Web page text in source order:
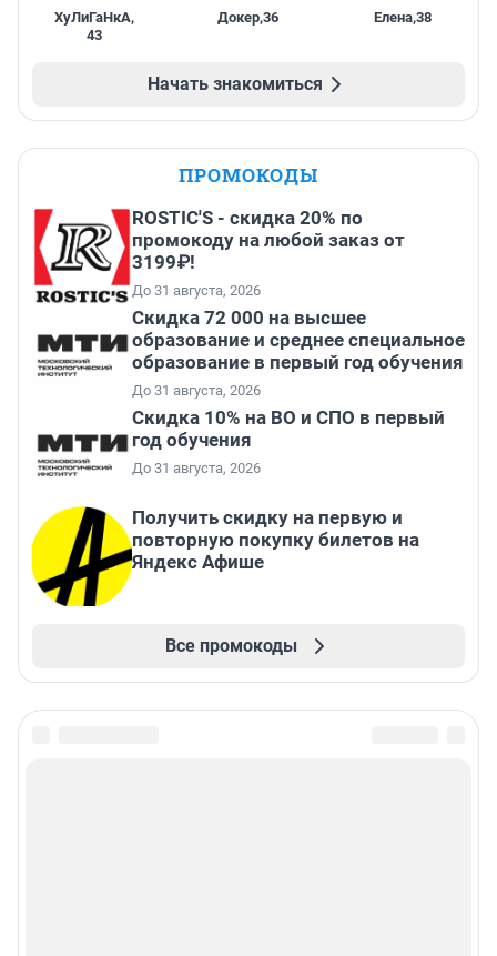
ХуЛиГаНкА,
43
Докер,36 Елена,38
Начать знакомиться
ПРОМОКОДЫ
ROSTIC'S - скидка 20% по
промокоду на любой заказ от
3199₽!
До 31 августа, 2026
Скидка 72 000 на высшее
образование и среднее специальное
образование в первый год обучения
До 31 августа, 2026
Скидка 10% на ВО и СПО в первый
год обучения
До 31 августа, 2026
Получить скидку на первую и
повторную покупку билетов на
Яндекс Афише
Все промокоды